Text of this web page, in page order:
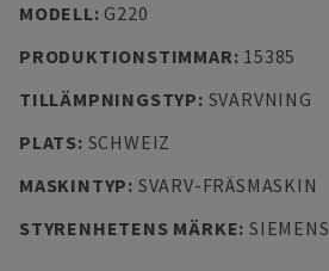
MODELL: G220
PRODUKTIONSTIMMAR: 15385
TILLÄMPNINGSTYP: SVARVNING
PLATS: SCHWEIZ
MASKINTYP: SVARV-FRÄSMASKIN
STYRENHETENS MÄRKE: SIEMENS